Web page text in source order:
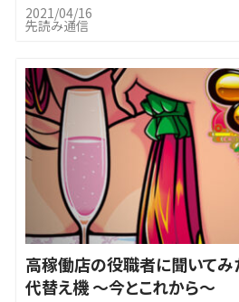
2021/04/16
先読み通信
高稼働店の役職者に聞いてみ
代替え機 ～今とこれから～